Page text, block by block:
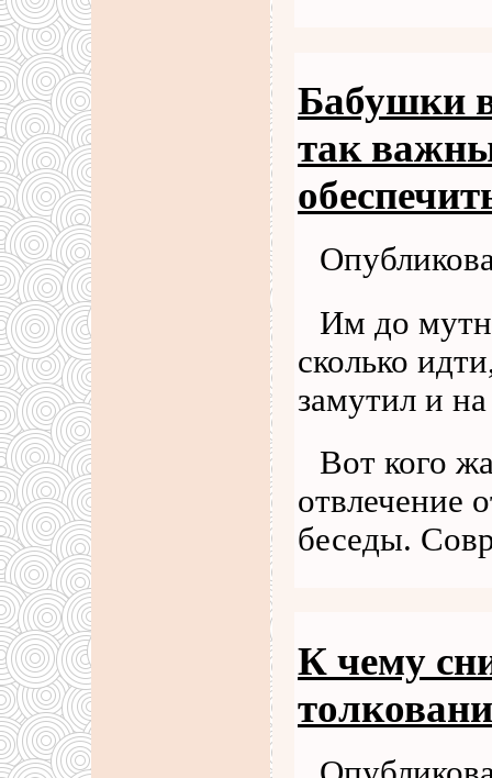
Бабушки
так
Им до
сколько
замутил и
Вот кого
отвлечение
беседы.
К чему